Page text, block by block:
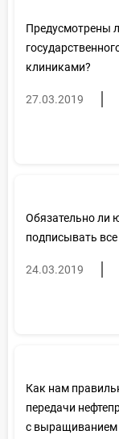
Предусмотрены
клиниками?
27.03.2019
Обязательно ли
подписывать
24.03.2019
Как нам
передачи
с выращиванием